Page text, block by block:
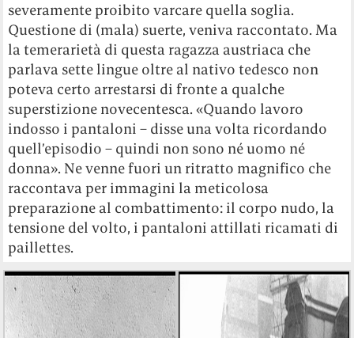
severamente proibito varcare quella soglia.
Questione di (mala) suerte, veniva raccontato. Ma
la temerarietà di questa ragazza austriaca che
parlava sette lingue oltre al nativo tedesco non
poteva certo arrestarsi di fronte a qualche
superstizione novecentesca. «Quando lavoro
indosso i pantaloni – disse una volta ricordando
quell’episodio – quindi non sono né uomo né
donna». Ne venne fuori un ritratto magnifico che
raccontava per immagini la meticolosa
preparazione al combattimento: il corpo nudo, la
tensione del volto, i pantaloni attillati ricamati di
paillettes.